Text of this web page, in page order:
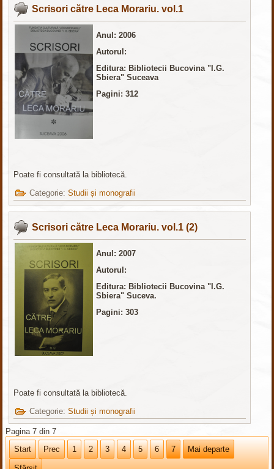
Scrisori către Leca Morariu. vol.1
Anul: 2006
Autorul:
Editura: Bibliotecii Bucovina "I.G.
Sbiera" Suceava
Pagini: 312
Poate fi consultată la bibliotecă.
Categorie:Studii și monografii
Scrisori către Leca Morariu. vol.1 (2)
Anul: 2007
Autorul:
Editura: Bibliotecii Bucovina "I.G.
Sbiera" Suceva.
Pagini: 303
Poate fi consultată la bibliotecă.
Categorie:Studii și monografii
Pagina 7 din 7
Start
Prec 1 2 3 4 5 6 7 Mai departe